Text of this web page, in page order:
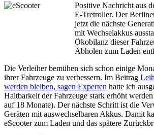
Positive Nachricht aus
E-Tretroller. Der
jetzt die nächste
mit Wechselakkus
Ökobilanz dieser
Abholen zum Laden
Die Verleiher bemühen sich schon einige
ihrer Fahrzeuge zu verbessern. Im Beitrag
werden bleiben, sagen Experten hatte ich
Haltbarkeit der Fahrzeuge stark erhöht
auf 18 Monate). Der nächste Schritt ist die
Geräten mit auswechselbaren Akkus. Damit
eScooter zum Laden und das spätere